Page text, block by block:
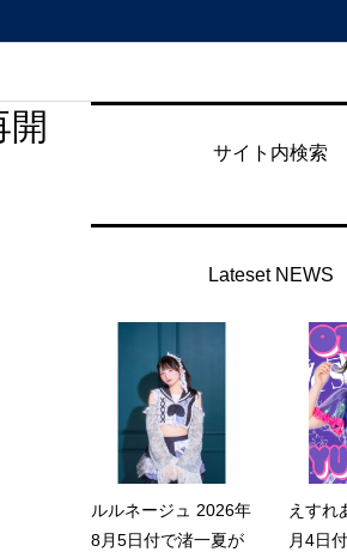
サイト内検索
Lateset NEWS
ルルネージュ 2026年
8月5日付で渚一夏が
えすれ
月4日